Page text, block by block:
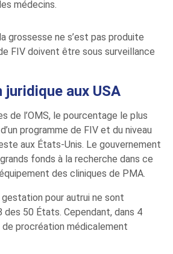
médecins.
grossesse ne s’est pas produite
FIV doivent être sous surveillance
aux USA
de l’OMS, le pourcentage le plus
programme de FIV et du niveau
aux États-Unis. Le gouvernement
fonds à la recherche dans ce
des cliniques de PMA.
pour autrui ne sont
des 50 États. Cependant, dans 4
procréation médicalement